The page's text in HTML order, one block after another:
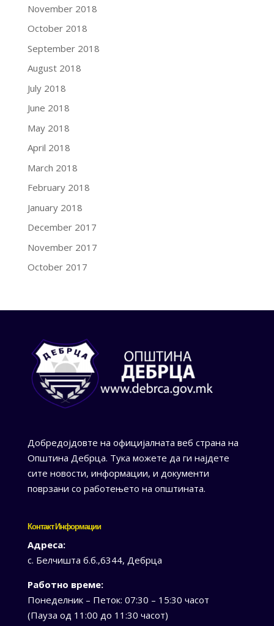
November 2018
October 2018
September 2018
August 2018
July 2018
June 2018
May 2018
April 2018
March 2018
February 2018
January 2018
December 2017
November 2017
October 2017
Добредојдовте на официјалната веб страна на
Општина Дебрца. Тука можете да ги најдете
сите новости, информации, и документи
поврзани со работењето на општината.
Контакт Информации
Адреса:
с. Белчишта б.б.,6344, Дебрца
Работно време:
Понеделник – Петок: 07:30 – 15:30 часот
(Пауза од 11:00 до 11:30 часот)